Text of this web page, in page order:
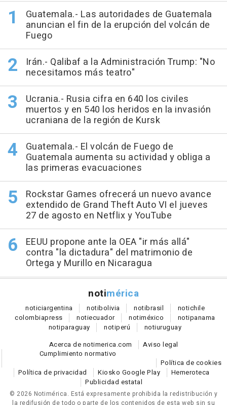
Guatemala.- Las autoridades de Guatemala
anuncian el fin de la erupción del volcán de
Fuego
Irán.- Qalibaf a la Administración Trump: "No
necesitamos más teatro"
Ucrania.- Rusia cifra en 640 los civiles
muertos y en 540 los heridos en la invasión
ucraniana de la región de Kursk
Guatemala.- El volcán de Fuego de
Guatemala aumenta su actividad y obliga a
las primeras evacuaciones
Rockstar Games ofrecerá un nuevo avance
extendido de Grand Theft Auto VI el jueves
27 de agosto en Netflix y YouTube
EEUU propone ante la OEA "ir más allá"
contra "la dictadura" del matrimonio de
Ortega y Murillo en Nicaragua
notimérica
noticiargentina notibolivia notibrasil notichile
colombiapress notiecuador notiméxico notipanama
notiparaguay notiperú notiuruguay
Acerca de notimerica.com
Aviso legal
Cumplimiento normativo
Política de cookies
Política de privacidad
Kiosko Google Play
Hemeroteca
Publicidad estatal
© 2026 Notimérica. Está expresamente prohibida la redistribución y
la redifusión de todo o parte de los contenidos de esta web sin su